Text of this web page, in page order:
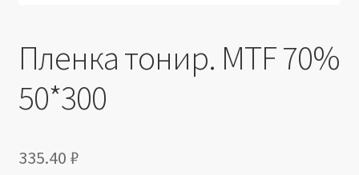
Пленка тонир. MTF 70%
50*300
335.40 ₽